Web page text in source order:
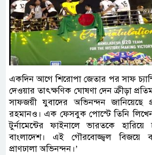
একদিন আগে শিরোপা জেতার পর সাফ
দেওয়ার তাৎক্ষণিক ঘোষণা দেন ক্রীড়া
সাফজয়ী যুবাদের অভিনন্দন জানিয়েছে
রহমানও। এক ফেসবুক পোস্টে তিনি
টুর্নামেন্টের ফাইনালে ভারতকে হারিয়ে
বাংলাদেশ। এই গৌরবোজ্জ্বল বিজয়ে
প্রাণঢালা অভিনন্দন।’